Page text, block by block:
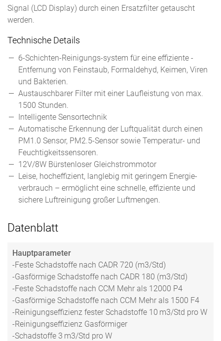
Signal (LCD Display) durch einen Ersatzfilter getauscht
werden.
Technische Details
6-Schichten-Reinigungs-system für eine effiziente ­
Entfernung von Feinstaub, Formaldehyd, Keimen, Viren
und Bakterien.
Austauschbarer Filter mit einer Laufleistung von max.
1500 Stunden.
Intelligente Sensortechnik​
Automatische Erkennung der Luftqualität durch einen
PM1.0 Sensor, PM2.5-Sensor sowie Temperatur- und
Feuchtigkeitssensoren.
12V/8W Bürstenloser ­Gleichstrommotor ​
Leise, hocheffizient, langlebig mit geringem Energie­
verbrauch – ermöglicht eine schnelle, ­effiziente und
sichere Luftreinigung großer ­Luftmengen.
Datenblatt
Hauptparameter
-Feste Schadstoffe nach CADR 720 (m3/Std)
-Gasförmige Schadstoffe nach CADR 180 (m3/Std)
-Feste Schadstoffe nach CCM Mehr als 12000 P4
-Gasförmige Schadstoffe nach CCM Mehr als 1500 F4
-Reinigungseffizienz fester Schadstoffe 10 m3/Std pro W
-Reinigungseffizienz Gasförmiger
-Schadstoffe 3 m3/Std pro W